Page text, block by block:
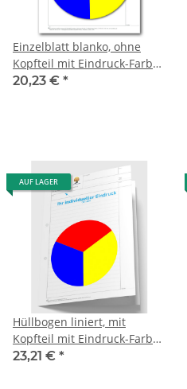
Einzelblatt blanko, ohne
Kopfteil mit Eindruck-Farbe,
1 Pack zu 100 Blatt
20,23 € *
AUF LAGER
Hüllbogen liniert, mit
Kopfteil mit Eindruck-Farbe,
1 Pack zu 100 Blatt
23,21 € *